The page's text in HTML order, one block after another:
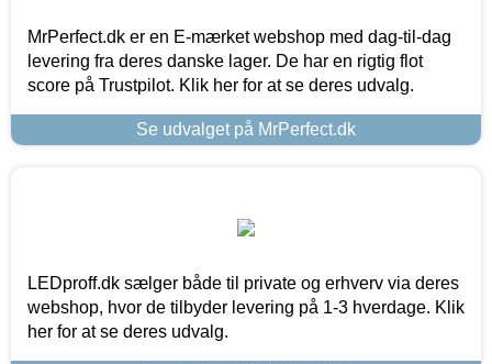
MrPerfect.dk er en E-mærket webshop med dag-til-dag
levering fra deres danske lager. De har en rigtig flot
score på Trustpilot. Klik her for at se deres udvalg.
Se udvalget på MrPerfect.dk
LEDproff.dk sælger både til private og erhverv via deres
webshop, hvor de tilbyder levering på 1-3 hverdage. Klik
her for at se deres udvalg.